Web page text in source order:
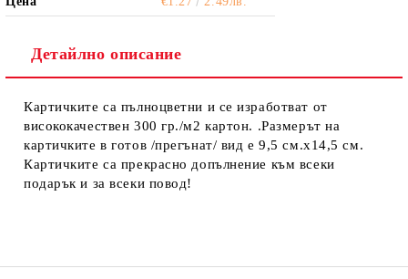
Детайлно описание
Картичките са пълноцветни и се изработват от
висококачествен 300 гр./м2 картон. .Размерът на
картичките в готов /прегънат/ вид е 9,5 см.х14,5 см.
Картичките са прекрасно допълнение към всеки
подарък и за всеки повод!